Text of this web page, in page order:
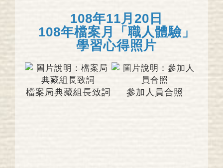
108年11月20日
108年檔案月「職人體驗」
學習心得照片
檔案局典藏組長致詞 參加人員合照